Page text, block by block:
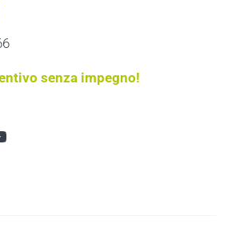
senza impegno!